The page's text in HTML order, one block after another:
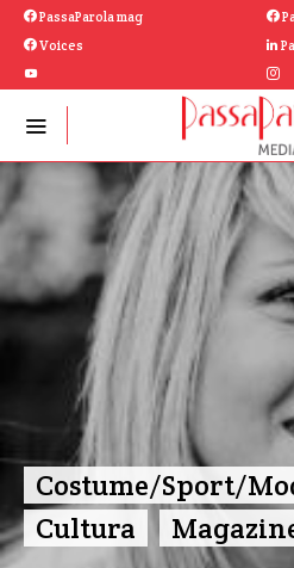
PassaParola mag
Voices
Costume/Sport/
Cultura